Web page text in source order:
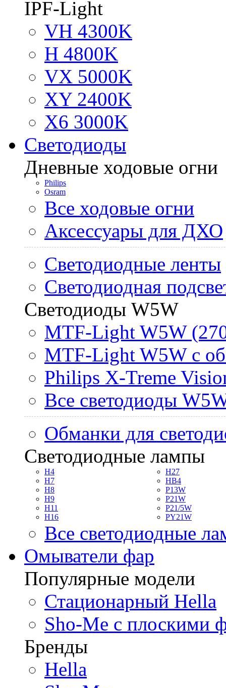
IPF-Light
VH 4300K
H 4800K
VX 5000K
XY 2400K
X6 3000K
Светодиоды
Дневные ходовые огни
Philips
Osram
Все ходовые огни
Аксессуары для ДХО
Светодиодные ленты
Светодиодная
Светодиоды W5W
MTF-Light W5W
MTF-Light W5W с
Philips X-Treme
Все светодиоды
Обманки для
Светодиодные лампы
H4
H7
H8
H9
H11
H16
H27
HB4
P13W
P21W
P21/5W
PY21W
Все светодиодные
Омыватели фар
Популярные модели
Стационарный Hella
Sho-Me с плоскими
Бренды
Hella